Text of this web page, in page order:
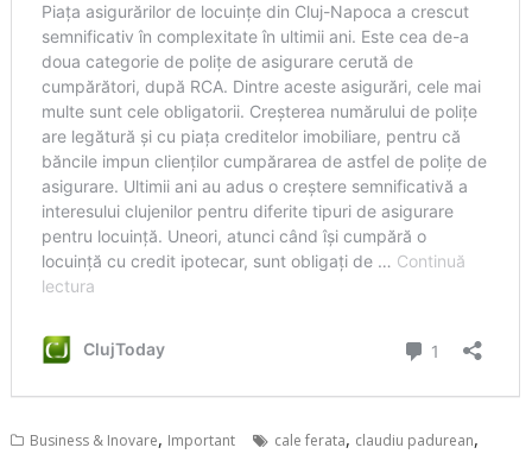
Business & Inovare, Important cale ferata, claudiu padurean,